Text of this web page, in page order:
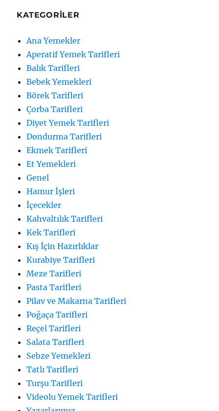
KATEGORILER
Ana Yemekler
Aperatif Yemek Tarifleri
Balık Tarifleri
Bebek Yemekleri
Börek Tarifleri
Çorba Tarifleri
Diyet Yemek Tarifleri
Dondurma Tarifleri
Ekmek Tarifleri
Et Yemekleri
Genel
Hamur İşleri
İçecekler
Kahvaltılık Tarifleri
Kek Tarifleri
Kış İçin Hazırlıklar
Kurabiye Tarifleri
Meze Tarifleri
Pasta Tarifleri
Pilav ve Makarna Tarifleri
Poğaça Tarifleri
Reçel Tarifleri
Salata Tarifleri
Sebze Yemekleri
Tatlı Tarifleri
Turşu Tarifleri
Videolu Yemek Tarifleri